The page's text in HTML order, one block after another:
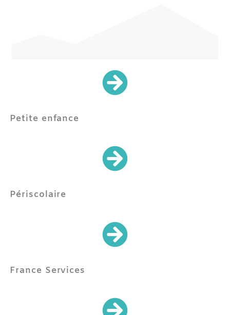
Petite enfance
Périscolaire
France Services